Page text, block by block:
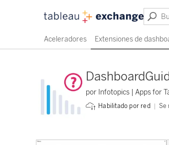
Aceleradores Extensiones de
por Infotopics | Apps for
Habilitado por red Se